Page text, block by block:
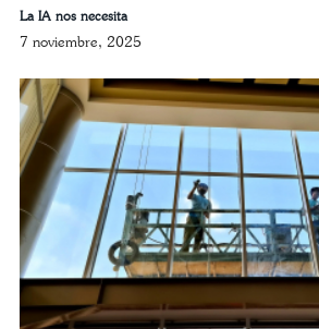
La IA nos necesita
7 noviembre, 2025